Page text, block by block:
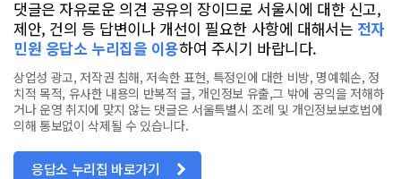
댓글은 자유로운 의견 공유의 장이므로 서울시에 대한 신고,
제안, 건의 등 답변이나 개선이 필요한 사항에 대해서는 전자
민원 응답소 누리집을 이용하여 주시기 바랍니다.
상업성 광고, 저작권 침해, 저속한 표현, 특정인에 대한 비방, 명예훼손, 정
치적 목적, 유사한 내용의 반복적 글, 개인정보 유출,그 밖에 공익을 저해하
거나 운영 취지에 맞지 않는 댓글은 서울특별시 조례 및 개인정보보호법에
의해 통보없이 삭제될 수 있습니다.
응답소 누리집 바로가기